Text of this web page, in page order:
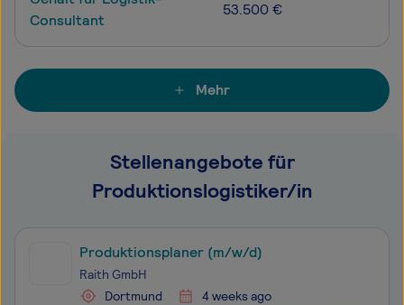
Consultant
53.500 €
Mehr
Stellenangebote für
Produktionslogistiker/in
Produktionsplaner (m/w/d)
Raith GmbH
Dortmund
4 weeks ago